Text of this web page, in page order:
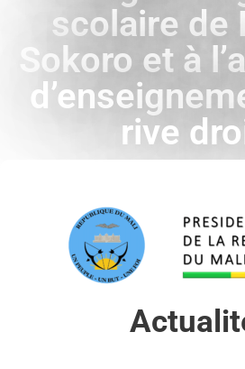
scolaire de
Sokoro et à
rive